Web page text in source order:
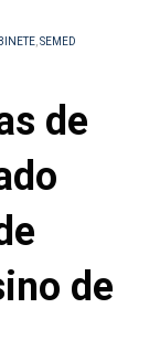
,SEMED
de
de